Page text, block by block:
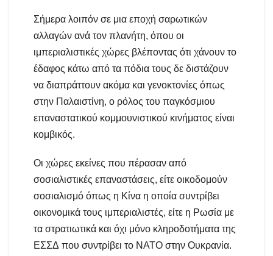
Σήμερα λοιπόν σε μια εποχή σαρωτικών
αλλαγών ανά τον πλανήτη, όπου οι
ιμπεριαλιστικές χώρες βλέποντας ότι χάνουν το
έδαφος κάτω από τα πόδια τους δε διστάζουν
να διαπράττουν ακόμα και γενοκτονίες όπως
στην Παλαιστίνη, ο ρόλος του παγκόσμιου
επαναστατικού κομμουνιστικού κινήματος είναι
κομβικός.
Οι χώρες εκείνες που πέρασαν από
σοσιαλιστικές επαναστάσεις, είτε οικοδομούν
σοσιαλισμό όπως η Κίνα η οποία συντρίβει
οικονομικά τους ιμπεριαλιστές, είτε η Ρωσία με
τα στρατιωτικά και όχι μόνο κληροδοτήματα της
ΕΣΣΔ που συντρίβει το ΝΑΤΟ στην Ουκρανία.